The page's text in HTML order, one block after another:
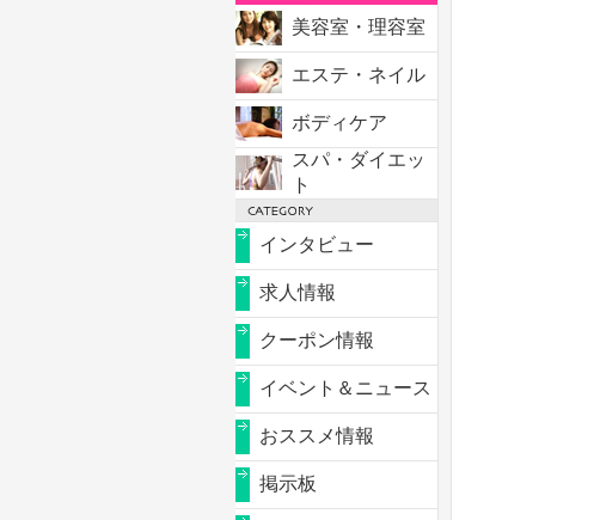
美容室・理容室
エステ・ネイル
ボディケア
スパ・ダイエッ
ト
インタビュー
求人情報
クーポン情報
イベント＆ニュース
おススメ情報
掲示板